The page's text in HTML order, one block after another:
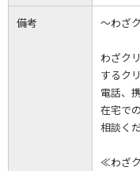
備考 ～わざ
わざク
するク
電話、
在宅で
相談く
≪わざ